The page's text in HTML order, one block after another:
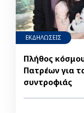
ΕΚΔΗΛΩΣΕΙΣ
Πλήθος
Πατρέων για
συντροφιάς